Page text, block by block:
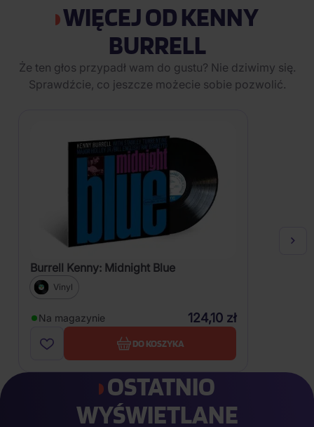
WIĘCEJ OD KENNY
BURRELL
Że ten głos przypadł wam do gustu? Nie dziwimy się.
Sprawdźcie, co jeszcze możecie sobie pozwolić.
Burrell Kenny: Midnight Blue
Vinyl
Na magazynie 124,10 zł
DO KOSZYKA
OSTATNIO
WYŚWIETLANE